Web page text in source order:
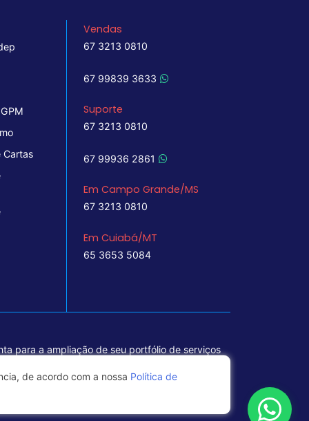
Cartas
Vendas
67 3213 0810
67 99839 3633
Suporte
67 3213 0810
67 99936 2861
Em Campo Grande/MS
67 3213 0810
Em Cuiabá/MT
65 3653 5084
para a ampliação de seu portfólio de serviços
de acordo com a nossa Política de